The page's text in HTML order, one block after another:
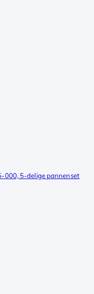
000, 5-delige pannenset